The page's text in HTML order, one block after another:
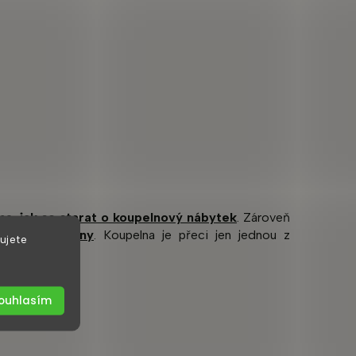
jak se starat o koupelnový nábytek. Zároveň
celé koupelny. Koupelna je přeci jen jednou z